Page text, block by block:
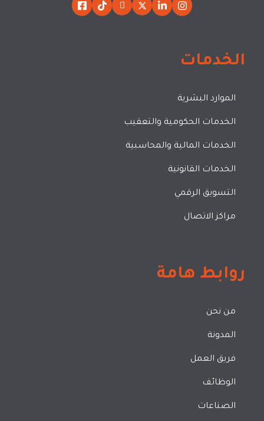
الخدمات
الموارد البشرية
الخدمات الحكومية والتعقيب
الخدمات المالية والمحاسبية
الخدمات القانونية
التسويق الرقمي
مراكز الاتصال
روابط هامة
من نحن
المدونة
فريق العمل
الوظائف
الصناعات